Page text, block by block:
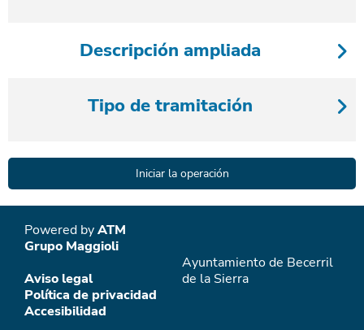
Descripción ampliada
Tipo de tramitación
Powered byATM
Grupo Maggioli
Aviso legal
Política de privacidad
Accesibilidad
Ayuntamiento de Becerril
de la Sierra